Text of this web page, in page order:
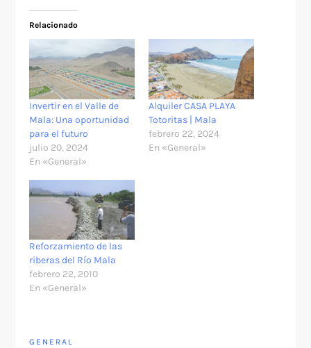
Relacionado
Invertir en el Valle de
Mala: Una oportunidad
para el futuro
julio 20, 2024
En «General»
Alquiler CASA PLAYA
Totoritas | Mala
febrero 22, 2024
En «General»
Reforzamiento de las
riberas del Río Mala
febrero 22, 2010
En «General»
GENERAL